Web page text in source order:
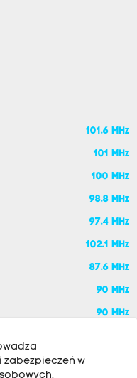
101.6 MHz
101 MHz
100 MHz
98.8 MHz
97.4 MHz
102.1 MHz
87.6 MHz
90 MHz
90 MHz
w